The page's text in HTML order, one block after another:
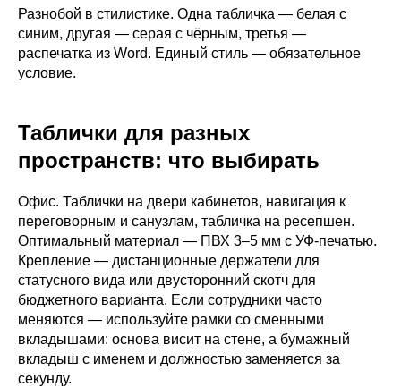
Разнобой в стилистике. Одна табличка — белая с
синим, другая — серая с чёрным, третья —
распечатка из Word. Единый стиль — обязательное
условие.
Таблички для разных
пространств: что выбирать
Офис. Таблички на двери кабинетов, навигация к
переговорным и санузлам, табличка на ресепшен.
Оптимальный материал — ПВХ 3–5 мм с УФ-печатью.
Крепление — дистанционные держатели для
статусного вида или двусторонний скотч для
бюджетного варианта. Если сотрудники часто
меняются — используйте рамки со сменными
вкладышами: основа висит на стене, а бумажный
вкладыш с именем и должностью заменяется за
секунду.